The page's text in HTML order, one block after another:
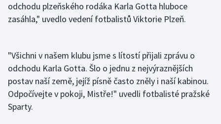
Volejbal
odchodu plzeňského rodáka Karla Gotta hluboce
zasáhla," uvedlo vedení fotbalistů Viktorie Plzeň.
"Všichni v našem klubu jsme s lítostí přijali zprávu o
odchodu Karla Gotta. Šlo o jednu z nejvýraznějších
postav naší země, jejíž písně často zněly i naší kabinou.
Odpočívejte v pokoji, Mistře!" uvedli fotbalisté pražské
Sparty.